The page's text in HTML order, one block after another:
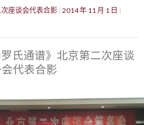
座谈会代表合影 2014 年 11 月 1 日
氏通谱》北京第二次座谈
代表合影